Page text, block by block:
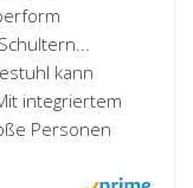
kann
integriertem
Personen